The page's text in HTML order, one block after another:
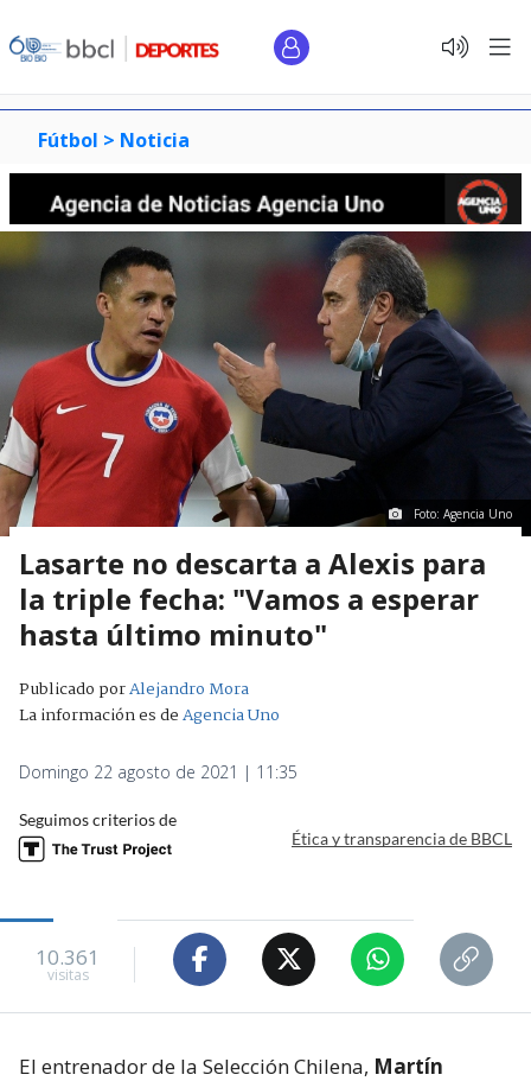
Fútbol > Noticia
Foto: Agencia Uno
Lasarte no descarta a Alexis para
la triple fecha: "Vamos a esperar
hasta último minuto"
Publicado porAlejandro Mora
La información es deAgencia Uno
Domingo 22 agosto de 2021 | 11:35
Seguimos criterios de
Ética y transparencia de BBCL
10.361
visitas
El entrenador de la Selección Chilena, Martín